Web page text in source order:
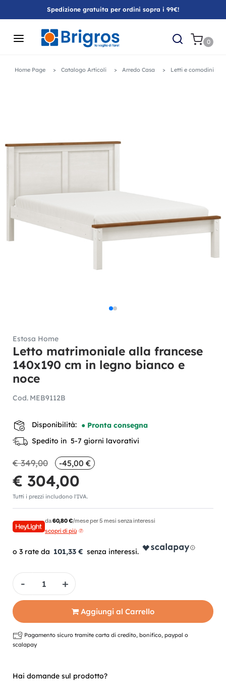
Spedizione gratuita per ordini sopra i 99€!
0
Home Page Catalogo Articoli Arredo Casa Letti e comodini
Estosa Home
Letto matrimoniale alla francese
140x190 cm in legno bianco e
noce
Cod. MEB9112B
Disponibilità: ● Pronta consegna
Spedito in 5-7 giorni lavorativi
€ 349,00 -45,00 €
€ 304,00
Tutti i prezzi includono l'IVA.
da60,80 €/mese per 5 mesi senza interessi
scopri di più
101,33 €
Quantità
Aggiungi al Carrello
Pagamento sicuro tramite carta di credito, bonifico, paypal o
scalapay
Hai domande sul prodotto?